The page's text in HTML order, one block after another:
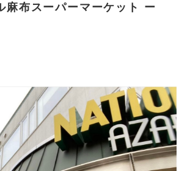
麻布スーパーマーケット ー